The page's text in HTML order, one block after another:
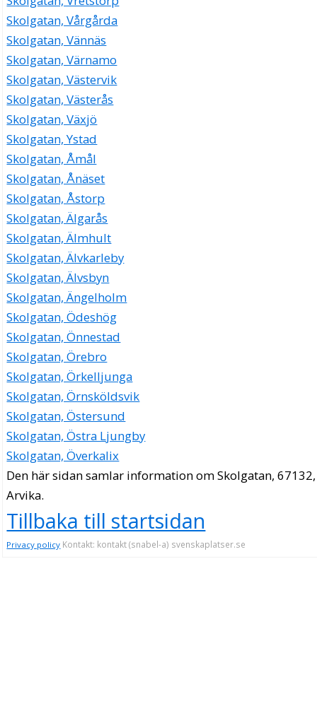
Skolgatan, Vårgårda
Skolgatan, Vännäs
Skolgatan, Värnamo
Skolgatan, Västervik
Skolgatan, Västerås
Skolgatan, Växjö
Skolgatan, Ystad
Skolgatan, Åmål
Skolgatan, Ånäset
Skolgatan, Åstorp
Skolgatan, Älgarås
Skolgatan, Älmhult
Skolgatan, Älvkarleby
Skolgatan, Älvsbyn
Skolgatan, Ängelholm
Skolgatan, Ödeshög
Skolgatan, Önnestad
Skolgatan, Örebro
Skolgatan, Örkelljunga
Skolgatan, Örnsköldsvik
Skolgatan, Östersund
Skolgatan, Östra Ljungby
Skolgatan, Överkalix
Den här sidan samlar information om Skolgatan, 67132,
Arvika.
Tillbaka till startsidan
Privacy policy Kontakt: kontakt (snabel-a) svenskaplatser.se